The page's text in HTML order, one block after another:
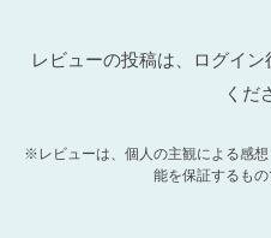
レビューの投稿は、ログイン
くだ
※レビューは、個人の主観による感
能を保証するもの